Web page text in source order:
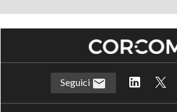
Seguici